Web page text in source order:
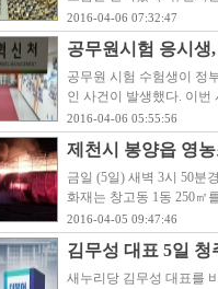
2016-04-06 07:32:47
공무원시험 응시
공무원 시험 수험생이 정
인 사건이 발생했다. 이
2016-04-06 05:55:56
제천시 봉양읍 영
금일 (5일) 새벽 3시 50분
화재는 창고동 1동 250㎡
2016-04-05 09:47:46
김무성 대표 5일
새누리당 김무성 대표를